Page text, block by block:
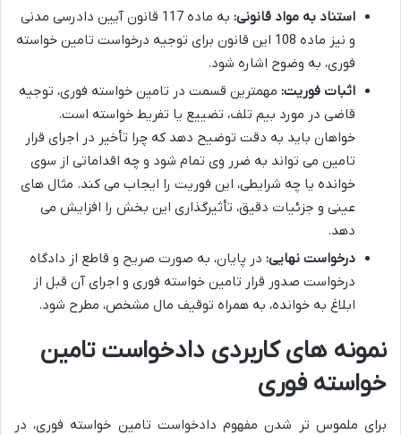
استناد به مواد قانونی:
به ماده 117 قانون آیین دادرسی مدنی
و نیز ماده 108 این قانون برای توجیه درخواست تامین خواسته
فوری، به وضوح اشاره شود.
اثبات فوریت: مهمترین قسمت در تامین خواسته فوری، توجیه
قاضی در مورد بیم تلف، تضییع یا تفریط خواسته است.
خواهان باید به دقت توضیح دهد که چرا تأخیر در اجرای قرار
تامین می تواند به ضرر وی تمام شود و چه اقداماتی از سوی
خوانده یا چه شرایطی، این فوریت را ایجاب می کند. مثال های
عینی و جزئیات دقیق، تأثیرگذاری این بخش را افزایش می
دهد.
درخواست نهایی: در پایان، به صورت صریح و قاطع از دادگاه
درخواست صدور قرار تامین خواسته فوری و اجرای آن قبل از
ابلاغ به خوانده، به همراه توقیف مال مشخص، مطرح شود.
نمونه های کاربردی دادخواست تامین
خواسته فوری
برای ملموس تر شدن مفهوم دادخواست تامین خواسته فوری، در